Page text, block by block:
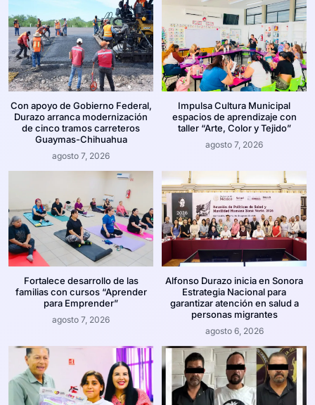
Con apoyo de Gobierno Federal,
Durazo arranca modernización
de cinco tramos carreteros
Guaymas-Chihuahua
agosto 7, 2026
Impulsa Cultura Municipal
espacios de aprendizaje con
taller “Arte, Color y Tejido”
agosto 7, 2026
Fortalece desarrollo de las
familias con cursos “Aprender
para Emprender”
agosto 7, 2026
Alfonso Durazo inicia en Sonora
Estrategia Nacional para
garantizar atención en salud a
personas migrantes
agosto 6, 2026